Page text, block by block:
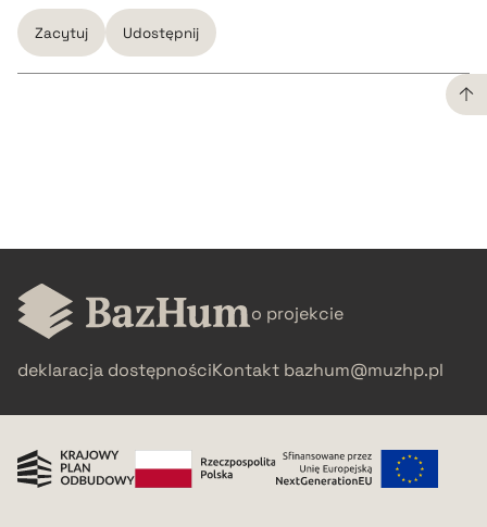
Zacytuj Udostępnij
pobierz cytat
o projekcie
deklaracja dostępnościKontakt bazhum@muzhp.pl